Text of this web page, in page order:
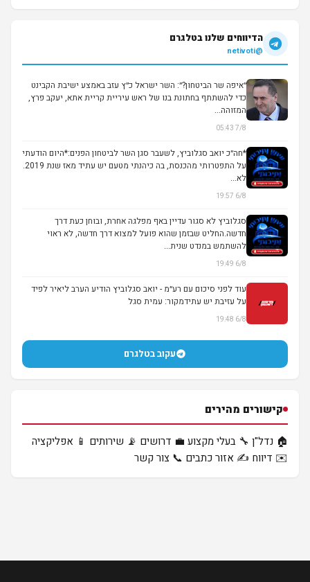
הדיווחים שלנו בטלגרם
@netivoti
״איפה שר הביטחון?״: השר ישראל כ״ץ עזב באמצע ישיבת הקבינט
כדי להשתתף בחתונת בנו של ראש עיריית קריית אתא, יעקב פרץ,
המזוהה...
7/8 05:43
*חה״כ יואב סגלוביץ, לשעבר סגן השר לביטחון הפנים:*היום הודעתי
על התפטרותי מהכנסת, בה כיהנתי מטעם יש עתיד מאז שנת 2019.
לא...
6/8 19:57
סגלוביץ לא סגור עדיין באף מפלגה אחרת, ובוחן כעת דרך
חדשה.החליט שבזמן שהוא פועל למצוא דרך חדשה, לא ראוי
להשתמש במנדט שנית...
6/8 19:49
עוד לפני סיכום עם רע״מ - יואב סגלוביץ הודיע הערב ליאיר לפיד
על עזיבת יש עתידמקור: עמית סגל
6/8 19:48
עקוב בטלגרם
קישורים מהירים
🏠 נדל"ן 🔧 בעלי מקצוע 💼 דרושים 📡 שירותים 📱 אפליקציה
✉️ דיווח ✍️ אזור כתבים 📞 צור קשר